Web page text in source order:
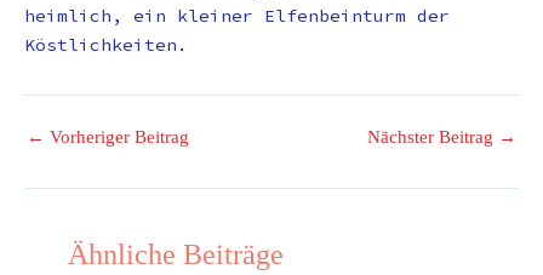
heimlich, ein kleiner Elfenbeinturm der
Köstlichkeiten.
← Vorheriger Beitrag Nächster Beitrag →
Ähnliche Beiträge